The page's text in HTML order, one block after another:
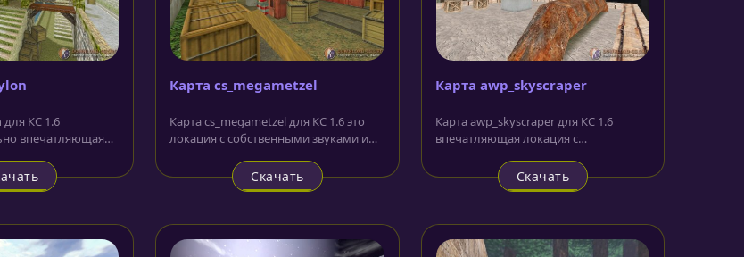
для КС 1.6
впечатляющая
Карта cs_megametzel
Карта cs_megametzel для КС 1.6 это
локация с собственными звуками и
Скачать
Карта awp_skyscraper
Карта awp_skyscraper для КС 1.6
впечатляющая локация с
события...
Скачать